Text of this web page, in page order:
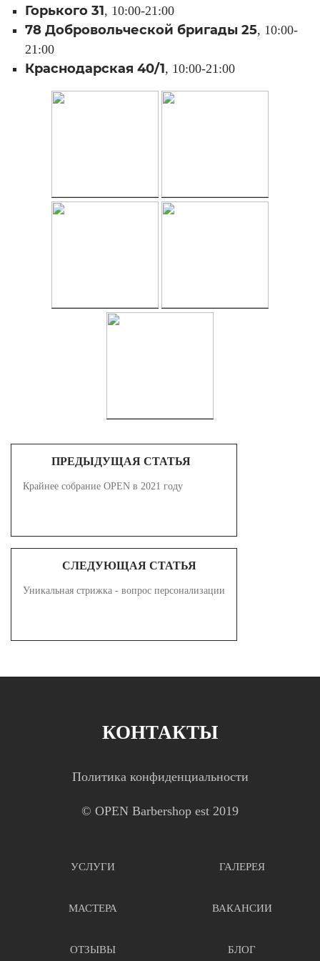
Горького 31, 10:00-21:00
78 Добровольческой бригады 25, 10:00-
21:00
Краснодарская 40/1, 10:00-21:00
ПРЕДЫДУЩАЯ СТАТЬЯ
Крайнее собрание OPEN в 2021 году
СЛЕДУЮЩАЯ СТАТЬЯ
Уникальная стрижка - вопрос персонализации
КОНТАКТЫ
Политика конфиденциальности
© OPEN Barbershop est 2019
УСЛУГИ
МАСТЕРА
ОТЗЫВЫ
ГАЛЕРЕЯ
ВАКАНСИИ
БЛОГ